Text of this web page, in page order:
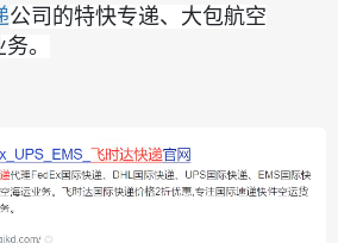
公司的特快专递、大包航空
。